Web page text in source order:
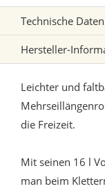
Technische Daten
Hersteller-
Leichter und
die Freizeit.
Mit seinen 16 l
man beim